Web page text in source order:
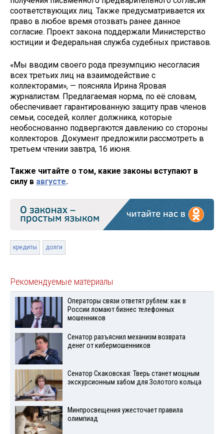
соответствующих лиц. Также предусматривается их
право в любое время отозвать ранее данное
согласие. Проект закона поддержали Министерство
юстиции и Федеральная служба судебных приставов.
«Мы вводим своего рода презумпцию несогласия
всех третьих лиц на взаимодействие с
коллекторами», — поясняла Ирина Яровая
журналистам. Предлагаемая норма, по её словам,
обеспечивает гарантированную защиту прав членов
семьи, соседей, коллег должника, которые
необоснованно подвергаются давлению со стороны
коллекторов. Документ предложили рассмотреть в
третьем чтении завтра, 16 июня.
Также читайте о том, какие законы вступают в
силу в августе.
кредиты долги
Рекомендуемые материалы
Операторы связи ответят рублем: как в
России ломают бизнес телефонных
мошенников
Сенатор разъяснил механизм возврата
денег от кибермошенников
Сенатор Скаковская: Тверь станет мощным
экскурсионным хабом для Золотого кольца
Минпросвещения ужесточает правила
олимпиад